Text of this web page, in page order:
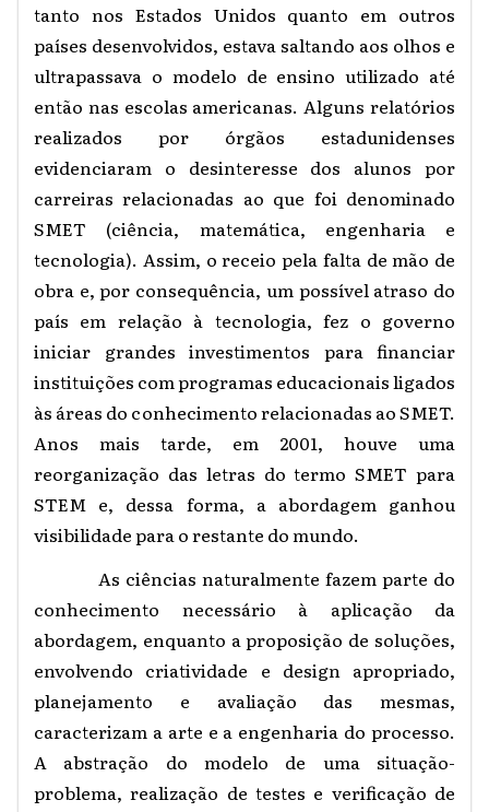
tanto nos Estados Unidos quanto em outros
países desenvolvidos, estava saltando aos olhos e
ultrapassava o modelo de ensino utilizado até
então nas escolas americanas. Alguns relatórios
realizados por órgãos estadunidenses
evidenciaram o desinteresse dos alunos por
carreiras relacionadas ao que foi denominado
SMET (ciência, matemática, engenharia e
tecnologia). Assim, o receio pela falta de mão de
obra e, por consequência, um possível atraso do
país em relação à tecnologia, fez o governo
iniciar grandes investimentos para financiar
instituições com programas educacionais ligados
às áreas do conhecimento relacionadas ao SMET.
Anos mais tarde, em 2001, houve uma
reorganização das letras do termo SMET para
STEM e, dessa forma, a abordagem ganhou
visibilidade para o restante do mundo.
As ciências naturalmente fazem parte do
conhecimento necessário à aplicação da
abordagem, enquanto a proposição de soluções,
envolvendo criatividade e design apropriado,
planejamento e avaliação das mesmas,
caracterizam a arte e a engenharia do processo.
A abstração do modelo de uma situação-
problema, realização de testes e verificação de